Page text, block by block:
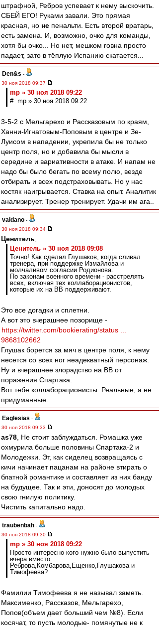
штрафной, Ребров успевает к нему выскочить.
СБЕЙ ЕГО! Руками завали. Это прямая
красная, но не пенальти. Есть второй вратарь,
есть замена. И, возможно, очко для команды,
хотя бы очко... Но нет, мешком говна просто
падает, зато в тёплую Испанию скатается...
Den&s -
30 ноя 2018 09:37
mp » 30 ноя 2018 09:22
# mp » 30 ноя 2018 09:22
3-5-2 с Мельгарехо и Рассказовым по краям,
Ханни-Игнатовым-Поповым в центре и Зе-
Луисом в нападении, укрепила бы не только
центр поля, но и добавила бы мысли в
середине и вариативности в атаке. И напам не
надо бы было бегать по всему полю, везде
отбирать и всех подстраховывать. Но у нас
костяк наигрывается. Ставка на опыт. Аналитик
анализирует. Тренер тренирует. Удачи им ага..
valdano -
30 ноя 2018 09:34
Ценитель
Ценитель » 30 ноя 2018 09:08
Точно! Как сделал Глушаков, когда сливал
тренера, при поддержке Измайлова и
молчаливом согласии Родионова.
По законам военного времени - расстрелять
всех, включая тех коллаборационистов,
которые их на ВВ поддерживают.
Это все догадки и сплетни.
А вот это вчерашнее позорище -
https://twitter.com/bookierating/status ...
9868102662
Глушак борется за мяч в центре поля, к нему
несется со всех ног неадекватный персонаж.
Ну и вчерашнее злорадство на ВВ от
поражения Спартака.
Вот тебе коллаборационисты. Реальные, а не
придуманные.
Eaglesias -
30 ноя 2018 09:33
as78 , Не стоит заблуждаться. Ромашка уже
охмурила больше половины Спартака-2 и
Молодежки. Эт, как сиделец возвращаясь с
кичи начинает пацанам на районе втирать о
блатной романтике и составляет из них банду
на будущее. Так и эти, доносят до молодых
свою гнилую политику.
Чистить капитально надо.
traubenbah -
30 ноя 2018 09:30
mp » 30 ноя 2018 09:22
Просто интересно кого нужно было выпустить
вчера вместо
Реброва,Комбарова,Ещенко,Глушакова и
Тимофеева?
Фамилии Тимофеева я не называл заметь.
Максименко, Рассказов, Мельгарехо,
Попов(объем дает больший чем №8). Если
косячат, то пусть молодые- помянутые не к